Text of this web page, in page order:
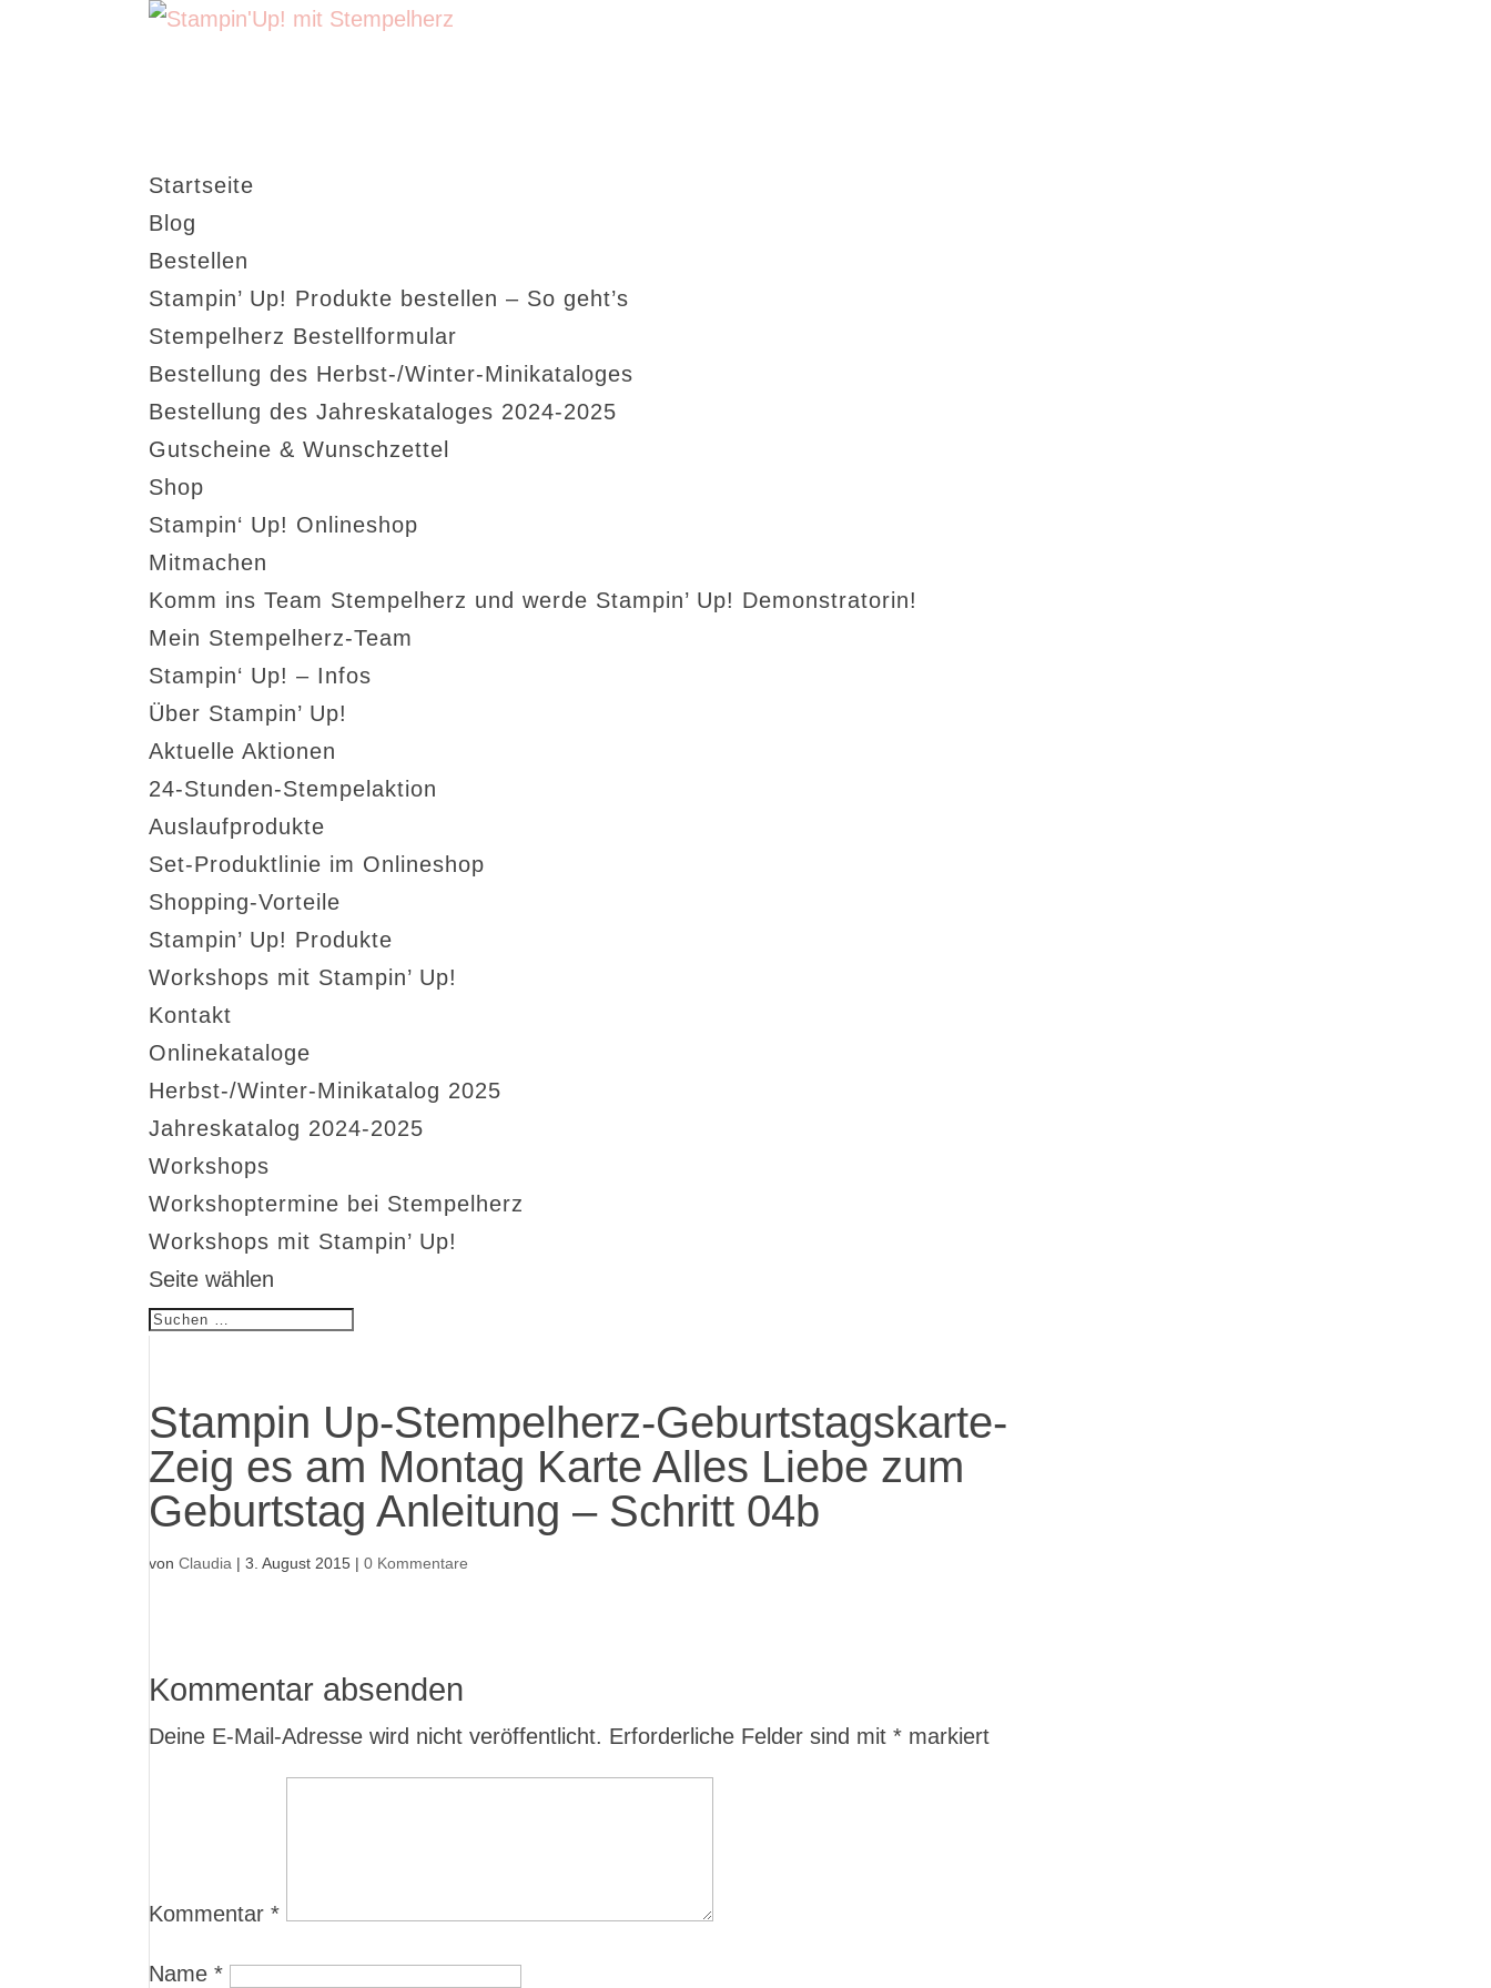
Startseite
Blog
Bestellen
Stampin’ Up! Produkte bestellen – So geht’s
Stempelherz Bestellformular
Bestellung des Herbst-/Winter-Minikataloges
Bestellung des Jahreskataloges 2024-2025
Gutscheine & Wunschzettel
Shop
Stampin‘ Up! Onlineshop
Mitmachen
Komm ins Team Stempelherz und werde Stampin’ Up! Demonstratorin!
Mein Stempelherz-Team
Stampin‘ Up! – Infos
Über Stampin’ Up!
Aktuelle Aktionen
24-Stunden-Stempelaktion
Auslaufprodukte
Set-Produktlinie im Onlineshop
Shopping-Vorteile
Stampin’ Up! Produkte
Workshops mit Stampin’ Up!
Kontakt
Onlinekataloge
Herbst-/Winter-Minikatalog 2025
Jahreskatalog 2024-2025
Workshops
Workshoptermine bei Stempelherz
Workshops mit Stampin’ Up!
Seite wählen
Stampin Up-Stempelherz-Geburtstagskarte-
Zeig es am Montag Karte Alles Liebe zum
Geburtstag Anleitung – Schritt 04b
vonClaudia |3. August 2015 |0 Kommentare
Kommentar absenden
Deine E-Mail-Adresse wird nicht veröffentlicht. Erforderliche Felder sind mit* markiert
Kommentar*
Name*